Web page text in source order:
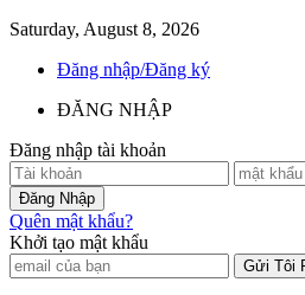
Saturday, August 8, 2026
Đăng nhập/Đăng ký
ĐĂNG NHẬP
Đăng nhập tài khoản
Quên mật khẩu?
Khởi tạo mật khẩu